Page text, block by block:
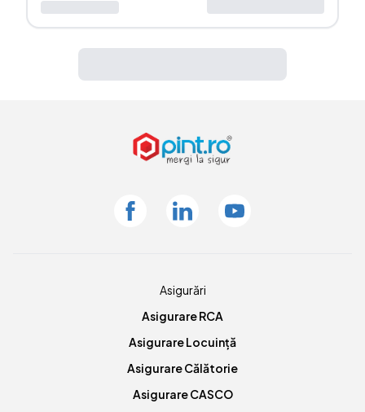
FacebookLinkedin Youtube
Asigurări
Asigurare RCA
Asigurare Locuință
Asigurare Călătorie
Asigurare CASCO